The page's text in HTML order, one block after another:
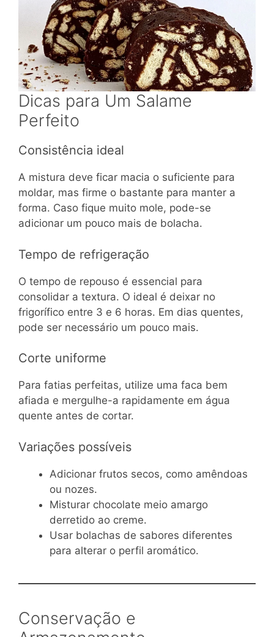
Dicas para Um Salame
Perfeito
Consistência ideal
A mistura deve ficar macia o suficiente para
moldar, mas firme o bastante para manter a
forma. Caso fique muito mole, pode-se
adicionar um pouco mais de bolacha.
Tempo de refrigeração
O tempo de repouso é essencial para
consolidar a textura. O ideal é deixar no
frigorífico entre 3 e 6 horas. Em dias quentes,
pode ser necessário um pouco mais.
Corte uniforme
Para fatias perfeitas, utilize uma faca bem
afiada e mergulhe-a rapidamente em água
quente antes de cortar.
Variações possíveis
Adicionar frutos secos, como amêndoas
ou nozes.
Misturar chocolate meio amargo
derretido ao creme.
Usar bolachas de sabores diferentes
para alterar o perfil aromático.
Conservação e